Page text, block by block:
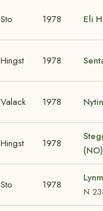
Sto 1978 Eli
Hingst 1978
Valack 1978
Hingst 1978
(NO)
Sto 1978
N